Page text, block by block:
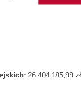
26 404 185,99 zł